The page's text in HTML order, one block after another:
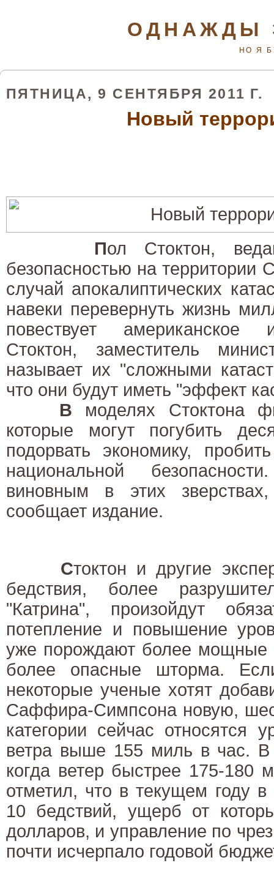
ОДНАЖДЫ
НО Я
ПЯТНИЦА, 9 СЕНТЯБРЯ 2011 Г.
Новый
Пол Стоктон,
безопасностью на
случай апокалиптических
навеки перевернуть жизнь
повествует американское
Стоктон, заместитель
называет их "сложными
что они будут иметь "эффект
В моделях Стоктона
которые могут погубить
подорвать экономику,
национальной
виновным в этих
сообщает издание.
Стоктон и другие
бедствия, более
"Катрина", произойдут
потепление и повышение
уже порождают более мощные
более опасные шторма.
некоторые ученые хотят
Саффира-Симпсона новую,
категории сейчас относятся
ветра выше 155 миль в час. В
когда ветер быстрее 175-180
отметил, что в текущем году
10 бедствий, ущерб от
долларов, и управление по
почти исчерпало годовой